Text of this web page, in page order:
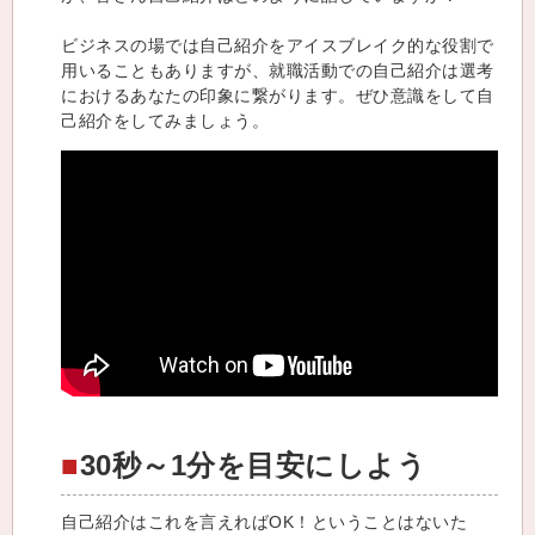
ビジネスの場では自己紹介をアイスブレイク的な役割で
用いることもありますが、就職活動での自己紹介は選考
におけるあなたの印象に繋がります。ぜひ意識をして自
己紹介をしてみましょう。
30秒～1分を目安にしよう
自己紹介はこれを言えればOK！ということはないた